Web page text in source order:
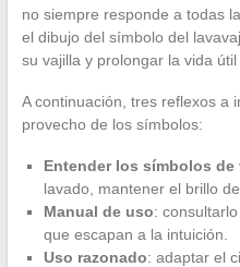
no siempre responde a todas
el dibujo del símbolo del
su vajilla y prolongar la vida útil
A continuación, tres reflexos a
provecho de los símbolos:
Entender los símbolos de
lavado, mantener el brillo
Manual de uso:
que escapan a la intuición.
Uso razonado: adaptar el